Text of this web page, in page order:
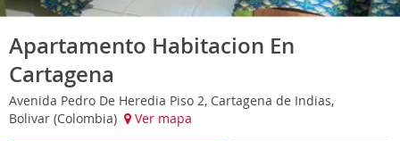
Apartamento Habitacion En
Cartagena
Avenida Pedro De Heredia Piso 2, Cartagena de Indias,
Bolivar (Colombia)
Ver mapa